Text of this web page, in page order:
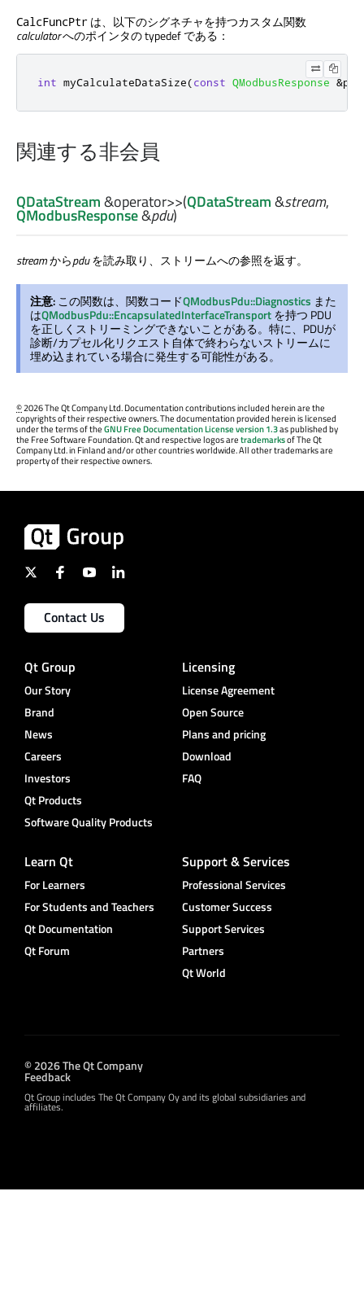
CalcFuncPtr は、以下のシグネチャを持つカスタム関数
calculatorへのポインタの typedef である：
int myCalculateDataSize(const QModbusResponse &pdu
関連する非会員
QDataStream&operator>>(QDataStream&stream,
QModbusResponse&pdu)
streamからpduを読み取り、ストリームへの参照を返す。
注意:この関数は、関数コードQModbusPdu::Diagnostics また
はQModbusPdu::EncapsulatedInterfaceTransportを持つ PDU
を正しくストリーミングできないことがある。特に、PDUが
診断/カプセル化リクエスト自体で終わらないストリームに
埋め込まれている場合に発生する可能性がある。
©2026 The Qt Company Ltd. Documentation contributions included herein are the
copyrights of their respective owners. The documentation provided herein is licensed
under the terms of theGNU Free Documentation License version 1.3as published by
the Free Software Foundation. Qt and respective logos aretrademarksof The Qt
Company Ltd. in Finland and/or other countries worldwide. All other trademarks are
property of their respective owners.
Contact Us
Qt Group
Our Story
Brand
News
Careers
Investors
Qt Products
Software Quality Products
Licensing
License Agreement
Open Source
Plans and pricing
Download
FAQ
Learn Qt
For Learners
For Students and Teachers
Qt Documentation
Qt Forum
Support & Services
Professional Services
Customer Success
Support Services
Partners
Qt World
© 2026 The Qt Company
Feedback
Qt Group includes The Qt Company Oy and its global subsidiaries and
affiliates.